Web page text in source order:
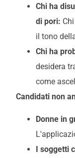
Chi ha
di pori:
il tono
Chi ha
desidera
come
Candidati non
Donne in
I soggetti